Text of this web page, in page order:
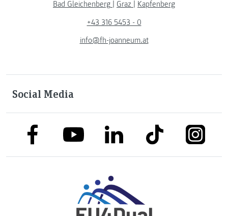
Bad Gleichenberg
Graz
Kapfenberg
+43 316 5453 - 0
info@fh-joanneum.at
Social Media
link to facebooklink to youtubelink to linkedinlink to tiktok